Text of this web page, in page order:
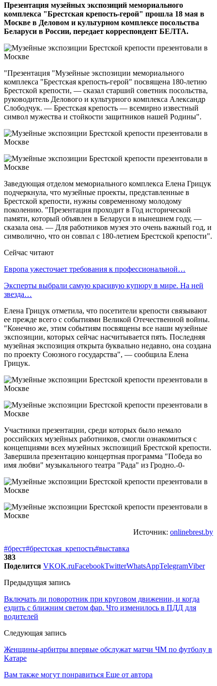
Презентация музейных экспозиций мемориального
комплекса "Брестская крепость-герой" прошла 18 мая в
Москве в Деловом и культурном комплексе посольства
Беларуси в России, передает корреспондент БЕЛТА.
"Презентация "Музейные экспозиции мемориального
комплекса "Брестская крепость-герой" посвящена 180-летию
Брестской крепости, — сказал старший советник посольства,
руководитель Делового и культурного комплекса Александр
Слободчук. — Брестская крепость — всемирно известный
символ мужества и стойкости защитников нашей Родины".
Заведующая отделом мемориального комплекса Елена Грицук
подчеркнула, что музейные проекты, представленные в
Брестской крепости, нужны современному молодому
поколению. "Презентация проходит в Год исторической
памяти, который объявлен в Беларуси в нынешнем году, —
сказала она. — Для работников музея это очень важный год, и
символично, что он совпал с 180-летием Брестской крепости".
Сейчас читают
Европа ужесточает требования к профессиональной…
Эксперты выбрали самую красивую купюру в мире. На ней
звезда…
Елена Грицук отметила, что посетители крепости связывают
ее прежде всего с событиями Великой Отечественной войны.
"Конечно же, этим событиям посвящены все наши музейные
экспозиции, которых сейчас насчитывается пять. Последняя
музейная экспозиция открыта буквально недавно, она создана
по проекту Союзного государства", — сообщила Елена
Грицук.
Участники презентации, среди которых было немало
российских музейных работников, смогли ознакомиться с
концепциями всех музейных экспозиций Брестской крепости.
Завершила презентацию концертная программа "Победа во
имя любви" музыкального театра "Рада" из Гродно.-0-
Источник: onlinebrest.by
#брест#брестская_крепость#выставка
383
Поделится VKOK.ruFacebookTwitterWhatsAppTelegramViber
Предыдущая запись
Включать ли поворотник при круговом движении, и когда
ездить с ближним светом фар. Что изменилось в ПДД для
водителей
Следующая запись
Женщины-арбитры впервые обслужат матчи ЧМ по футболу в
Катаре
Вам также могут понравиться Еще от автора